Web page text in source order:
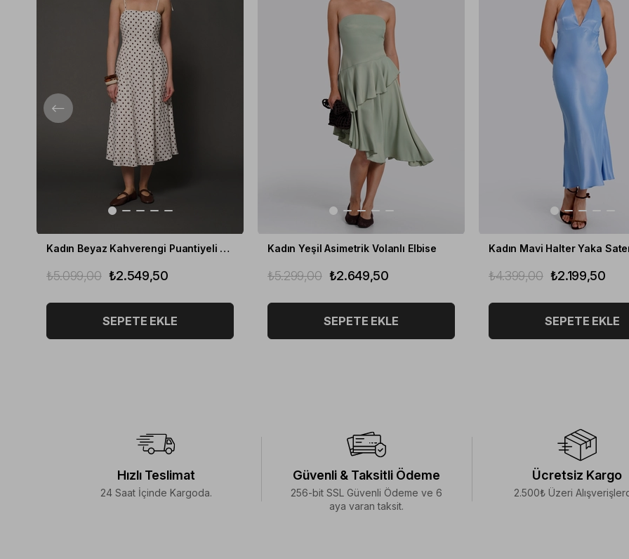
Kadın Beyaz Kahverengi Puantiyeli Askılı Elbise
₺2.549,50
₺5.099,00
SEPETE EKLE
Kadın Yeşil Asimetrik Volanlı Elbise
₺2.649,50
₺5.299,00
SEPETE EKLE
₺2.199,50
₺4.399,00
SEPETE EKLE
Hızlı Teslimat
24 Saat İçinde Kargoda.
Güvenli & Taksitli Ödeme
256-bit SSL Güvenli Ödeme ve 6
aya varan taksit.
Ücretsiz Kargo
2.500₺ Üzeri